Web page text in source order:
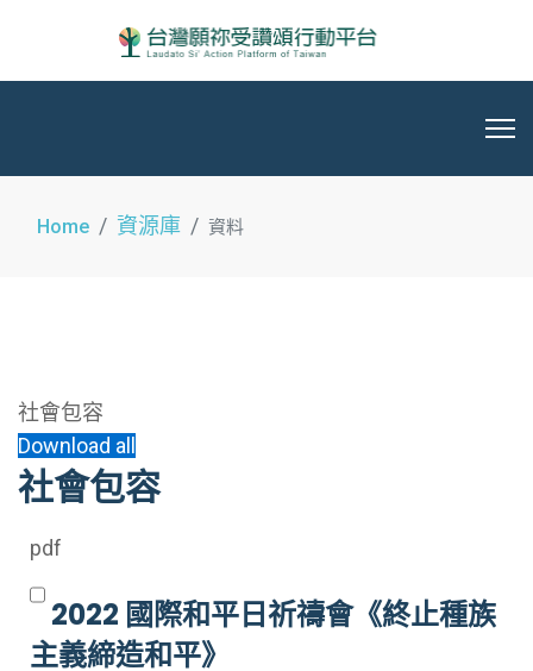
Home 資源庫 資料
社會包容
Download all
社會包容
pdf
2022 國際和平日祈禱會《終止種族
主義締造和平》